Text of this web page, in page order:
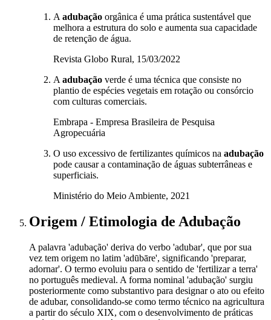
A adubação orgânica é uma prática sustentável que
melhora a estrutura do solo e aumenta sua capacidade
de retenção de água.
Revista Globo Rural, 15/03/2022
A adubação verde é uma técnica que consiste no
plantio de espécies vegetais em rotação ou consórcio
com culturas comerciais.
Embrapa - Empresa Brasileira de Pesquisa
Agropecuária
O uso excessivo de fertilizantes químicos na adubação
pode causar a contaminação de águas subterrâneas e
superficiais.
Ministério do Meio Ambiente, 2021
Origem / Etimologia de Adubação
A palavra 'adubação' deriva do verbo 'adubar', que por sua
vez tem origem no latim 'adūbāre', significando 'preparar,
adornar'. O termo evoluiu para o sentido de 'fertilizar a terra'
no português medieval. A forma nominal 'adubação' surgiu
posteriormente como substantivo para designar o ato ou efeito
de adubar, consolidando-se como termo técnico na agricultura
a partir do século XIX, com o desenvolvimento de práticas